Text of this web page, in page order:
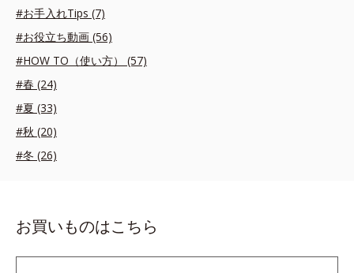
#お手入れTips (7)
#お役立ち動画 (56)
#HOW TO（使い方） (57)
#春 (24)
#夏 (33)
#秋 (20)
#冬 (26)
お買いものはこちら